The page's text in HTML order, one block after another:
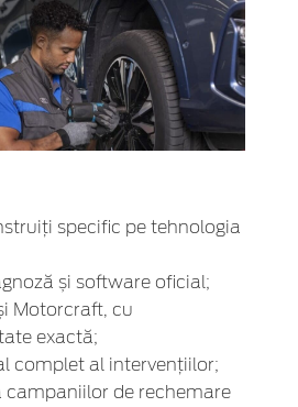
specific pe tehnologia
și software oficial;
Motorcraft, cu
exactă;
complet al intervențiilor;
campaniilor de rechemare